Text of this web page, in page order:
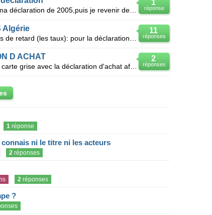
1
réponse
Bonjour j' ai fait une erreur dans ma déclaration de 2005,puis je revenir dessus.pour déclarer des o
11
réponses
Algérie
2
réponses
D ACHAT
Doit on envoyer à la préfecture la carte grise avec la déclaration d'achat afin de la faire valider
1réponse
ni le titre ni les acteurs
2réponses
2réponses
?